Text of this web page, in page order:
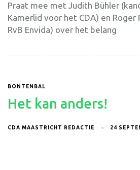
Praat mee met Judith Bühler
Kamerlid voor het CDA) en
RvB Envida) over het belang
BONTENBAL
Het kan anders!
CDA MAASTRICHT REDACTIE 24